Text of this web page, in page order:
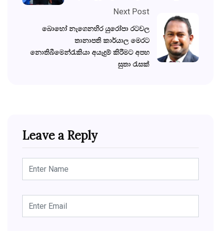
Next Post
බොහෝ නැගෙනහිර යුරෝපා රටවල
තානාපති කාර්යාල මෙරට
නොතිබීමෙන්රැකියා අයැදුම් කිරීමට අපහ
සුතා රැසක්
Leave a Reply